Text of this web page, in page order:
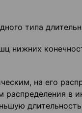
типа
нижних
на его
в